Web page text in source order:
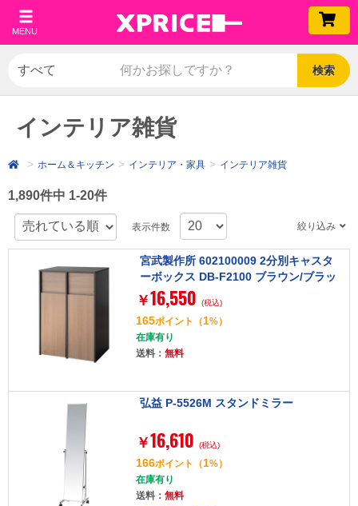
MENU
検索
インテリア雑貨
ホーム＆キッチン インテリア・家具 インテリア雑貨
1,890件中 1-20件
表示件数 絞り込み
宮武製作所 602100009 2分別キャスタ
ーボックス DB-F2100 ブラウン/ブラッ
ク
￥16,550 (税込)
165ポイント （1%）
在庫有り
送料： 無料
弘益 P-5526M スタンドミラー
￥16,610 (税込)
166ポイント （1%）
在庫有り
送料： 無料